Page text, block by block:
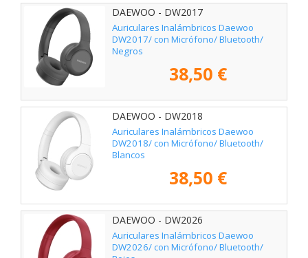
DAEWOO - DW2017
Auriculares Inalámbricos Daewoo
DW2017/ con Micrófono/ Bluetooth/
Negros
38,50 €
DAEWOO - DW2018
Auriculares Inalámbricos Daewoo
DW2018/ con Micrófono/ Bluetooth/
Blancos
38,50 €
DAEWOO - DW2026
Auriculares Inalámbricos Daewoo
DW2026/ con Micrófono/ Bluetooth/